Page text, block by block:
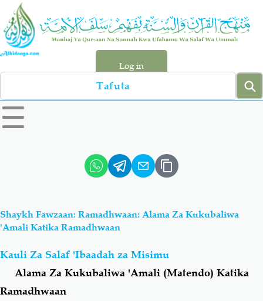
Skip
main
content
Log in
Search
left
sidebar
☰
Hadiyth
Aqiydah
Shirki & Kufru Bid-'ah (Uzushi)
Salaf Wa Ummah
Shaykh Fawzaan: Ramadhwaan: Alama Za Kukubaliwa
'Amali Katika Ramadhwaan
Kauli Za Salaf 'Ibaadah za Misimu
Alama Za Kukubaliwa 'Amali (Matendo) Katika
Ramadhwaan